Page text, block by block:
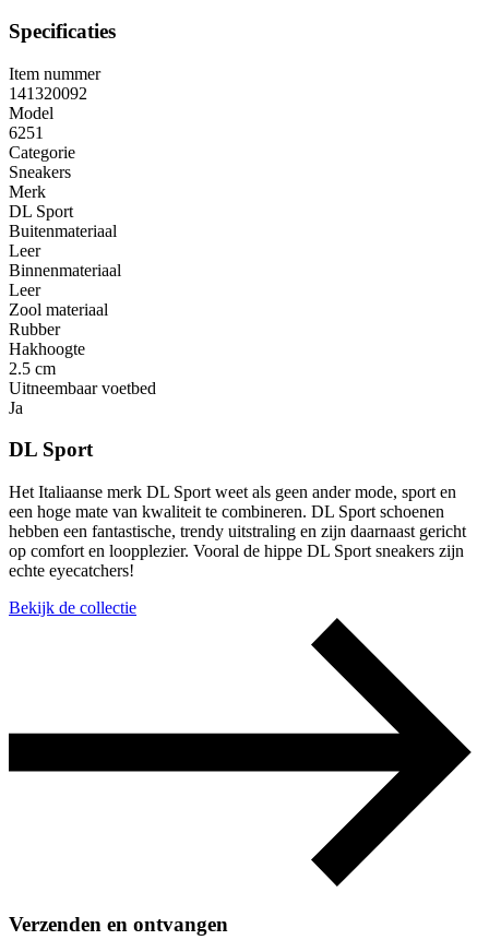
Specificaties
Item nummer
141320092
Model
6251
Categorie
Sneakers
Merk
DL Sport
Buitenmateriaal
Leer
Binnenmateriaal
Leer
Zool materiaal
Rubber
Hakhoogte
2.5 cm
Uitneembaar voetbed
Ja
DL Sport
Het Italiaanse merk DL Sport weet als geen ander mode, sport en
een hoge mate van kwaliteit te combineren. DL Sport schoenen
hebben een fantastische, trendy uitstraling en zijn daarnaast gericht
op comfort en loopplezier. Vooral de hippe DL Sport sneakers zijn
echte eyecatchers!
Bekijk de collectie
Verzenden en ontvangen